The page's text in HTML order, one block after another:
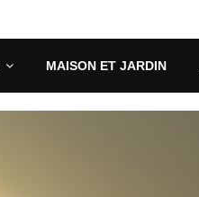
MAISON ET JARDIN